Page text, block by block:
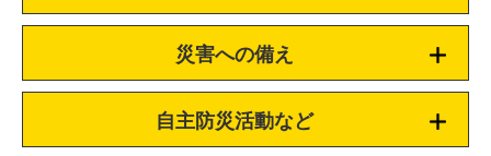
災害への備え
自主防災活動など